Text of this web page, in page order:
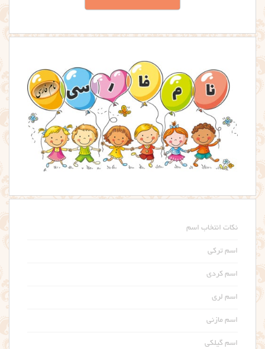
نکات انتخاب اسم
اسم ترکی
اسم کردی
اسم لری
اسم مازنی
اسم گیلکی